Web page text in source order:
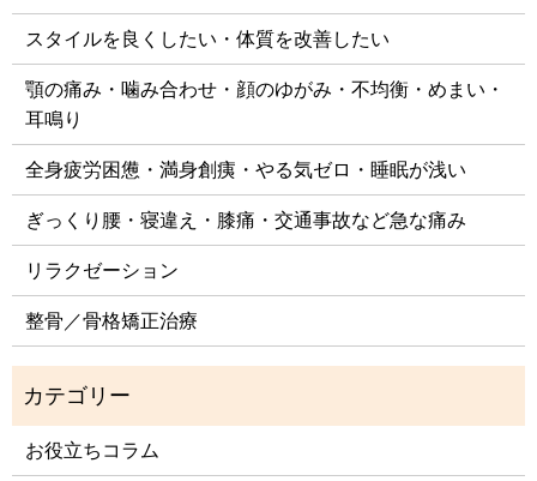
スタイルを良くしたい・体質を改善したい
顎の痛み・噛み合わせ・顔のゆがみ・不均衡・めまい・
耳鳴り
全身疲労困憊・満身創痍・やる気ゼロ・睡眠が浅い
ぎっくり腰・寝違え・膝痛・交通事故など急な痛み
リラクゼーション
整骨／骨格矯正治療
お役立ちコラム